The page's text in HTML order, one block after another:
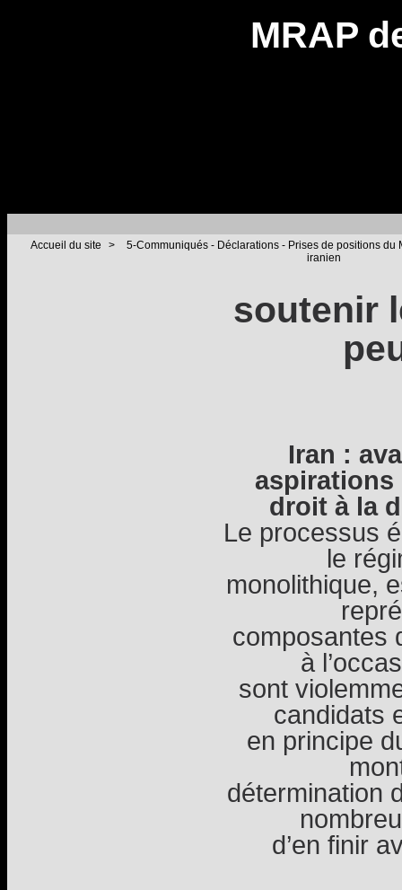
MRAP
Accueil du site >
5-Communiqués - Déclarations - Prises de positions du
iranien
soutenir
Iran :
aspirations
droit à la
Le processus
le
monolithique,
composantes
à
sont
candidats
en principe
détermination
d’en finir